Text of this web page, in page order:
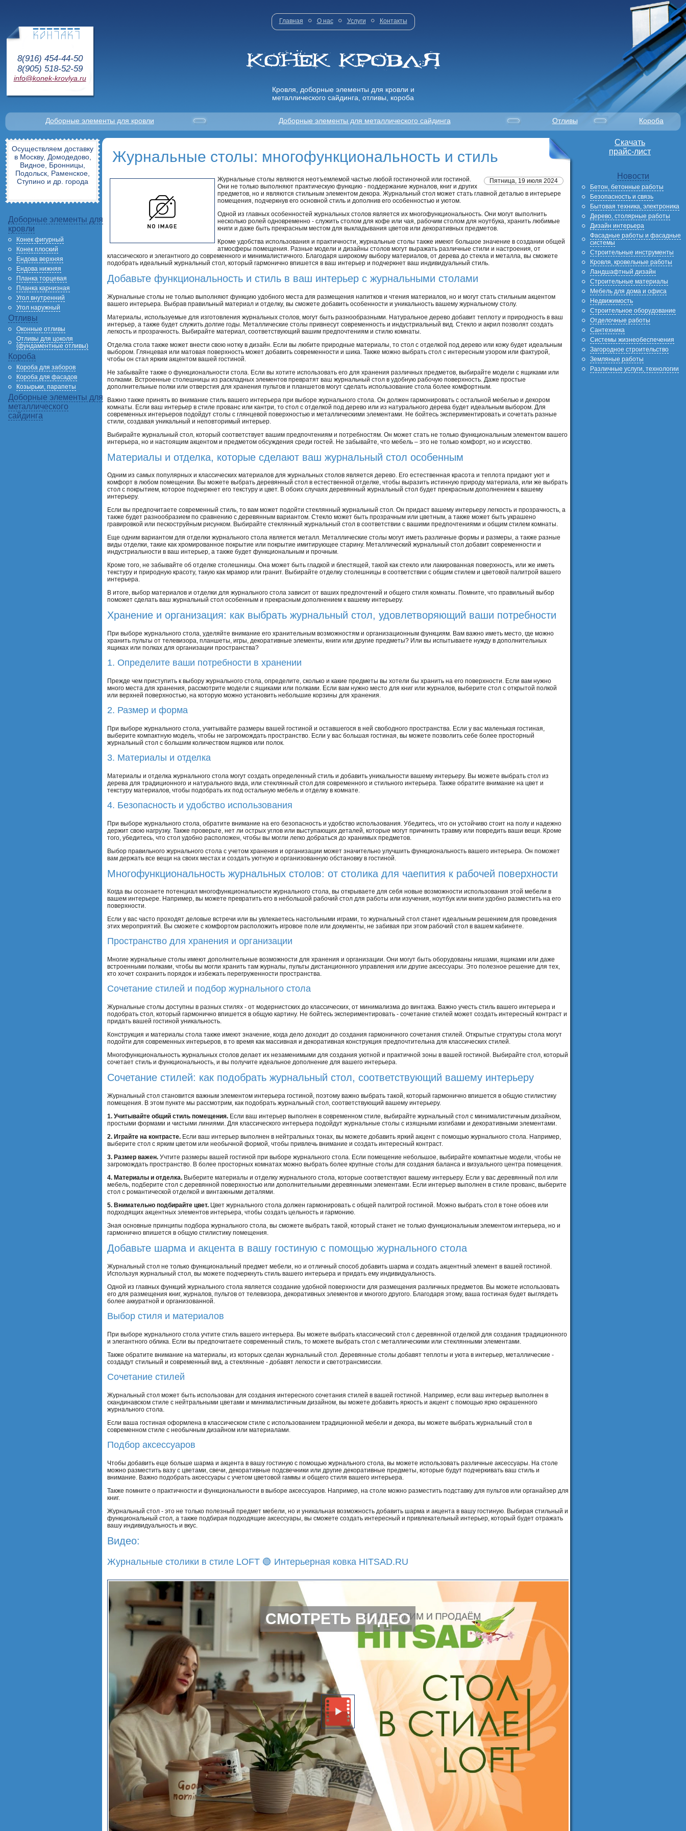
8(916) 454-44-50
8(905) 518-52-59
info@konek-krovlya.ru
Главная О нас Услуги Контакты
Кровля, доборные элементы для кровли и
металлического сайдинга, отливы, короба
Доборные элементы для кровли Доборные элементы для металлического сайдинга Отливы Короба
Осуществляем доставку
в Москву, Домодедово,
Видное, Бронницы,
Подольск, Раменское,
Ступино и др. города
Доборные элементы для
кровли
Конек фигурный
Конек плоский
Ендова верхняя
Ендова нижняя
Планка торцевая
Планка карнизная
Угол внутренний
Угол наружный
Отливы
Оконные отливы
Отливы для цоколя
(фундаментные отливы)
Короба
Короба для заборов
Короба для фасадов
Козырьки, парапеты
Доборные элементы для
металлического
сайдинга
Журнальные столы: многофункциональность и стиль
Пятница, 19 июля 2024
Журнальные столы являются неотъемлемой частью любой гостиночной или гостиной.
Они не только выполняют практическую функцию - поддержание журналов, книг и других
предметов, но и являются стильным элементом декора. Журнальный стол может стать главной деталью в интерьере
помещения, подчеркнув его основной стиль и дополнив его особенностью и уютом.
Одной из главных особенностей журнальных столов является их многофункциональность. Они могут выполнить
несколько ролей одновременно - служить столом для кофе или чая, рабочим столом для ноутбука, хранить любимые
книги и даже быть прекрасным местом для выкладывания цветов или декоративных предметов.
Кроме удобства использования и практичности, журнальные столы также имеют большое значение в создании общей
атмосферы помещения. Разные модели и дизайны столов могут выражать различные стили и настроения, от
классического и элегантного до современного и минималистичного. Благодаря широкому выбору материалов, от дерева до стекла и металла, вы сможете
подобрать идеальный журнальный стол, который гармонично впишется в ваш интерьер и подчеркнет ваш индивидуальный стиль.
Добавьте функциональность и стиль в ваш интерьер с журнальными столами
Журнальные столы не только выполняют функцию удобного места для размещения напитков и чтения материалов, но и могут стать стильным акцентом
вашего интерьера. Выбрав правильный материал и отделку, вы сможете добавить особенности и уникальность вашему журнальному столу.
Материалы, используемые для изготовления журнальных столов, могут быть разнообразными. Натуральное дерево добавит теплоту и природность в ваш
интерьер, а также будет служить долгие годы. Металлические столы привнесут современность и индустриальный вид. Стекло и акрил позволят создать
легкость и прозрачность. Выбирайте материал, соответствующий вашим предпочтениям и стилю комнаты.
Отделка стола также может внести свою нотку в дизайн. Если вы любите природные материалы, то стол с отделкой под дерево или кожу будет идеальным
выбором. Глянцевая или матовая поверхность может добавить современности и шика. Также можно выбрать стол с интересным узором или фактурой,
чтобы он стал ярким акцентом вашей гостиной.
Не забывайте также о функциональности стола. Если вы хотите использовать его для хранения различных предметов, выбирайте модели с ящиками или
полками. Встроенные столешницы из раскладных элементов превратят ваш журнальный стол в удобную рабочую поверхность. Даже простые
дополнительные полки или отверстия для хранения пультов и планшетов могут сделать использование стола более комфортным.
Важно также принять во внимание стиль вашего интерьера при выборе журнального стола. Он должен гармонировать с остальной мебелью и декором
комнаты. Если ваш интерьер в стиле прованс или кантри, то стол с отделкой под дерево или из натурального дерева будет идеальным выбором. Для
современных интерьеров подойдут столы с глянцевой поверхностью и металлическими элементами. Не бойтесь экспериментировать и сочетать разные
стили, создавая уникальный и неповторимый интерьер.
Выбирайте журнальный стол, который соответствует вашим предпочтениям и потребностям. Он может стать не только функциональным элементом вашего
интерьера, но и настоящим акцентом и предметом обсуждения среди гостей. Не забывайте, что мебель – это не только комфорт, но и искусство.
Материалы и отделка, которые сделают ваш журнальный стол особенным
Одним из самых популярных и классических материалов для журнальных столов является дерево. Его естественная красота и теплота придают уют и
комфорт в любом помещении. Вы можете выбрать деревянный стол в естественной отделке, чтобы выразить истинную природу материала, или же выбрать
стол с покрытием, которое подчеркнет его текстуру и цвет. В обоих случаях деревянный журнальный стол будет прекрасным дополнением к вашему
интерьеру.
Если вы предпочитаете современный стиль, то вам может подойти стеклянный журнальный стол. Он придаст вашему интерьеру легкость и прозрачность, а
также будет разнообразием по сравнению с деревянным вариантом. Стекло может быть прозрачным или цветным, а также может быть украшено
гравировкой или пескоструйным рисунком. Выбирайте стеклянный журнальный стол в соответствии с вашими предпочтениями и общим стилем комнаты.
Еще одним вариантом для отделки журнального стола является металл. Металлические столы могут иметь различные формы и размеры, а также разные
виды отделки, такие как хромированное покрытие или покрытие имитирующее старину. Металлический журнальный стол добавит современности и
индустриальности в ваш интерьер, а также будет функциональным и прочным.
Кроме того, не забывайте об отделке столешницы. Она может быть гладкой и блестящей, такой как стекло или лакированная поверхность, или же иметь
текстуру и природную красоту, такую как мрамор или гранит. Выбирайте отделку столешницы в соответствии с общим стилем и цветовой палитрой вашего
интерьера.
В итоге, выбор материалов и отделки для журнального стола зависит от ваших предпочтений и общего стиля комнаты. Помните, что правильный выбор
поможет сделать ваш журнальный стол особенным и прекрасным дополнением к вашему интерьеру.
Хранение и организация: как выбрать журнальный стол, удовлетворяющий ваши потребности
При выборе журнального стола, уделяйте внимание его хранительным возможностям и организационным функциям. Вам важно иметь место, где можно
хранить пульты от телевизора, планшеты, игры, декоративные элементы, книги или другие предметы? Или вы испытываете нужду в дополнительных
ящиках или полках для организации пространства?
1. Определите ваши потребности в хранении
Прежде чем приступить к выбору журнального стола, определите, сколько и какие предметы вы хотели бы хранить на его поверхности. Если вам нужно
много места для хранения, рассмотрите модели с ящиками или полками. Если вам нужно место для книг или журналов, выберите стол с открытой полкой
или верхней поверхностью, на которую можно установить небольшие корзины для хранения.
2. Размер и форма
При выборе журнального стола, учитывайте размеры вашей гостиной и оставшегося в ней свободного пространства. Если у вас маленькая гостиная,
выберите компактную модель, чтобы не загромождать пространство. Если у вас большая гостиная, вы можете позволить себе более просторный
журнальный стол с большим количеством ящиков или полок.
3. Материалы и отделка
Материалы и отделка журнального стола могут создать определенный стиль и добавить уникальности вашему интерьеру. Вы можете выбрать стол из
дерева для традиционного и натурального вида, или стеклянный стол для современного и стильного интерьера. Также обратите внимание на цвет и
текстуру материалов, чтобы подобрать их под остальную мебель и отделку в комнате.
4. Безопасность и удобство использования
При выборе журнального стола, обратите внимание на его безопасность и удобство использования. Убедитесь, что он устойчиво стоит на полу и надежно
держит свою нагрузку. Также проверьте, нет ли острых углов или выступающих деталей, которые могут причинить травму или повредить ваши вещи. Кроме
того, убедитесь, что стол удобно расположен, чтобы вы могли легко добраться до хранимых предметов.
Выбор правильного журнального стола с учетом хранения и организации может значительно улучшить функциональность вашего интерьера. Он поможет
вам держать все вещи на своих местах и создать уютную и организованную обстановку в гостиной.
Многофункциональность журнальных столов: от столика для чаепития к рабочей поверхности
Когда вы осознаете потенциал многофункциональности журнального стола, вы открываете для себя новые возможности использования этой мебели в
вашем интерьере. Например, вы можете превратить его в небольшой рабочий стол для работы или изучения, ноутбук или книги удобно разместить на его
поверхности.
Если у вас часто проходят деловые встречи или вы увлекаетесь настольными играми, то журнальный стол станет идеальным решением для проведения
этих мероприятий. Вы сможете с комфортом расположить игровое поле или документы, не забивая при этом рабочий стол в вашем кабинете.
Пространство для хранения и организации
Многие журнальные столы имеют дополнительные возможности для хранения и организации. Они могут быть оборудованы нишами, ящиками или даже
встроенными полками, чтобы вы могли хранить там журналы, пульты дистанционного управления или другие аксессуары. Это полезное решение для тех,
кто хочет сохранить порядок и избежать перегруженности пространства.
Сочетание стилей и подбор журнального стола
Журнальные столы доступны в разных стилях - от модернистских до классических, от минимализма до винтажа. Важно учесть стиль вашего интерьера и
подобрать стол, который гармонично впишется в общую картину. Не бойтесь экспериментировать - сочетание стилей может создать интересный контраст и
придать вашей гостиной уникальность.
Конструкция и материалы стола также имеют значение, когда дело доходит до создания гармоничного сочетания стилей. Открытые структуры стола могут
подойти для современных интерьеров, в то время как массивная и декоративная конструкция предпочтительна для классических стилей.
Многофункциональность журнальных столов делает их незаменимыми для создания уютной и практичной зоны в вашей гостиной. Выбирайте стол, который
сочетает стиль и функциональность, и вы получите идеальное дополнение для вашего интерьера.
Сочетание стилей: как подобрать журнальный стол, соответствующий вашему интерьеру
Журнальный стол становится важным элементом интерьера гостиной, поэтому важно выбрать такой, который гармонично впишется в общую стилистику
помещения. В этом пункте мы рассмотрим, как подобрать журнальный стол, соответствующий вашему интерьеру.
1. Учитывайте общий стиль помещения. Если ваш интерьер выполнен в современном стиле, выбирайте журнальный стол с минималистичным дизайном,
простыми формами и чистыми линиями. Для классического интерьера подойдут журнальные столы с изящными изгибами и декоративными элементами.
2. Играйте на контрасте. Если ваш интерьер выполнен в нейтральных тонах, вы можете добавить яркий акцент с помощью журнального стола. Например,
выберите стол с ярким цветом или необычной формой, чтобы привлечь внимание и создать интересный контраст.
3. Размер важен. Учтите размеры вашей гостиной при выборе журнального стола. Если помещение небольшое, выбирайте компактные модели, чтобы не
загромождать пространство. В более просторных комнатах можно выбрать более крупные столы для создания баланса и визуального центра помещения.
4. Материалы и отделка. Выберите материалы и отделку журнального стола, которые соответствуют вашему интерьеру. Если у вас деревянный пол или
мебель, подберите стол с деревянной поверхностью или дополнительными деревянными элементами. Если интерьер выполнен в стиле прованс, выберите
стол с романтической отделкой и винтажными деталями.
5. Внимательно подбирайте цвет. Цвет журнального стола должен гармонировать с общей палитрой гостиной. Можно выбрать стол в тоне обоев или
подходящих акцентных элементов интерьера, чтобы создать цельность и гармонию.
Зная основные принципы подбора журнального стола, вы сможете выбрать такой, который станет не только функциональным элементом интерьера, но и
гармонично впишется в общую стилистику помещения.
Добавьте шарма и акцента в вашу гостиную с помощью журнального стола
Журнальный стол не только функциональный предмет мебели, но и отличный способ добавить шарма и создать акцентный элемент в вашей гостиной.
Используя журнальный стол, вы можете подчеркнуть стиль вашего интерьера и придать ему индивидуальность.
Одной из главных функций журнального стола является создание удобной поверхности для размещения различных предметов. Вы можете использовать
его для размещения книг, журналов, пультов от телевизора, декоративных элементов и многого другого. Благодаря этому, ваша гостиная будет выглядеть
более аккуратной и организованной.
Выбор стиля и материалов
При выборе журнального стола учтите стиль вашего интерьера. Вы можете выбрать классический стол с деревянной отделкой для создания традиционного
и элегантного облика. Если вы предпочитаете современный стиль, то можете выбрать стол с металлическими или стеклянными элементами.
Также обратите внимание на материалы, из которых сделан журнальный стол. Деревянные столы добавят теплоты и уюта в интерьер, металлические -
создадут стильный и современный вид, а стеклянные - добавят легкости и светотрансмиссии.
Сочетание стилей
Журнальный стол может быть использован для создания интересного сочетания стилей в вашей гостиной. Например, если ваш интерьер выполнен в
скандинавском стиле с нейтральными цветами и минималистичным дизайном, вы можете добавить яркость и акцент с помощью ярко окрашенного
журнального стола.
Если ваша гостиная оформлена в классическом стиле с использованием традиционной мебели и декора, вы можете выбрать журнальный стол в
современном стиле с необычным дизайном или материалами.
Подбор аксессуаров
Чтобы добавить еще больше шарма и акцента в вашу гостиную с помощью журнального стола, вы можете использовать различные аксессуары. На столе
можно разместить вазу с цветами, свечи, декоративные подсвечники или другие декоративные предметы, которые будут подчеркивать ваш стиль и
внимание. Важно подобрать аксессуары с учетом цветовой гаммы и общего стиля вашего интерьера.
Также помните о практичности и функциональности в выборе аксессуаров. Например, на столе можно разместить подставку для пультов или органайзер для
книг.
Журнальный стол - это не только полезный предмет мебели, но и уникальная возможность добавить шарма и акцента в вашу гостиную. Выбирая стильный и
функциональный стол, а также подбирая подходящие аксессуары, вы сможете создать интересный и привлекательный интерьер, который будет отражать
вашу индивидуальность и вкус.
Видео:
Журнальные столики в стиле LOFT 🟢 Интерьерная ковка HITSAD.RU
СМОТРЕТЬ ВИДЕО
Скачать
прайс-лист
Новости
Бетон, бетонные работы
Безопасность и связь
Бытовая техника, электроника
Дерево, столярные работы
Дизайн интерьера
Фасадные работы и фасадные
системы
Строительные инструменты
Кровля, кровельные работы
Ландшафтный дизайн
Строительные материалы
Мебель для дома и офиса
Недвижимость
Строительное оборудование
Отделочные работы
Сантехника
Системы жизнеобеспечения
Загородное строительство
Земляные работы
Различные услуги, технологии